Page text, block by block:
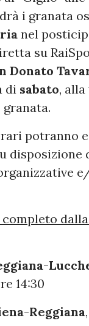
i granata
nel
su
Donato
di sabato,
granata.
potranno
disposizione
dalla
-
14:30
-Reggiana